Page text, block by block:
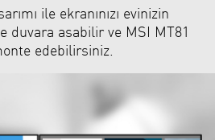
ile ekranınızı evinizin
duvara asabilir ve MSI MT81
edebilirsiniz.